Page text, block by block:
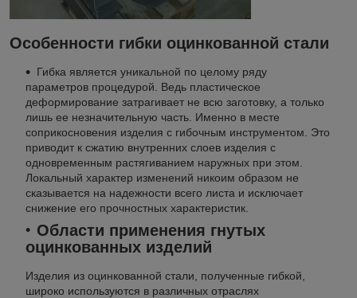
Особенности гибки оцинкованной стали
Гибка является уникальной по целому ряду
параметров процедурой. Ведь пластическое
деформирование затрагивает не всю заготовку, а только
лишь ее незначительную часть. Именно в месте
соприкосновения изделия с гибочным инструментом. Это
приводит к сжатию внутренних слоев изделия с
одновременным растягиванием наружных при этом.
Локальный характер изменений никоим образом не
сказывается на надежности всего листа и исключает
снижение его прочностных характеристик.
Области применения гнутых
оцинкованных изделий
Изделия из оцинкованной стали, полученные гибкой,
широко используются в различных отраслях